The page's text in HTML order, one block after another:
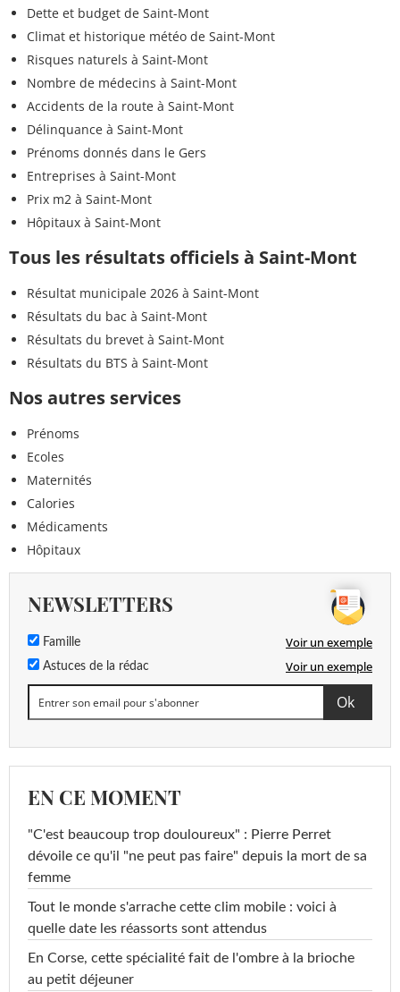
Dette et budget de Saint-Mont
Climat et historique météo de Saint-Mont
Risques naturels à Saint-Mont
Nombre de médecins à Saint-Mont
Accidents de la route à Saint-Mont
Délinquance à Saint-Mont
Prénoms donnés dans le Gers
Entreprises à Saint-Mont
Prix m2 à Saint-Mont
Hôpitaux à Saint-Mont
Tous les résultats officiels à Saint-Mont
Résultat municipale 2026 à Saint-Mont
Résultats du bac à Saint-Mont
Résultats du brevet à Saint-Mont
Résultats du BTS à Saint-Mont
Nos autres services
Prénoms
Ecoles
Maternités
Calories
Médicaments
Hôpitaux
NEWSLETTERS
Famille Voir un exemple
Astuces de la rédac Voir un exemple
EN CE MOMENT
"C'est beaucoup trop douloureux" : Pierre Perret
dévoile ce qu'il "ne peut pas faire" depuis la mort de sa
femme
Tout le monde s'arrache cette clim mobile : voici à
quelle date les réassorts sont attendus
En Corse, cette spécialité fait de l'ombre à la brioche
au petit déjeuner